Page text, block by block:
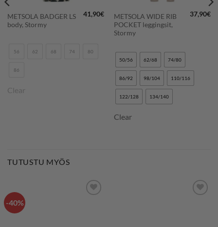
METSOLA BADGER LS
body, Stormy
41,90€
56 62 68 74 80
86
Clear
METSOLA WIDE RIB
POCKET leggingsit,
Stormy
37,90€
50/56 62/68 74/80
86/92 98/104 110/116
122/128 134/140
Clear
TUTUSTU MYÖS
-40%